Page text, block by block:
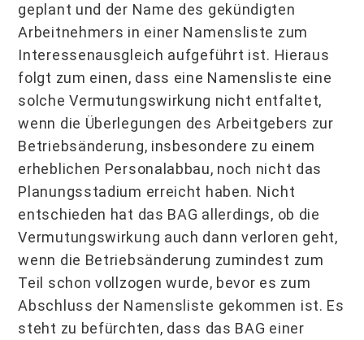
geplant und der Name des gekündigten
Arbeitnehmers in einer Namensliste zum
Interessenausgleich aufgeführt ist. Hieraus
folgt zum einen, dass eine Namensliste eine
solche Vermutungswirkung nicht entfaltet,
wenn die Überlegungen des Arbeitgebers zur
Betriebsänderung, insbesondere zu einem
erheblichen Personalabbau, noch nicht das
Planungsstadium erreicht haben. Nicht
entschieden hat das BAG allerdings, ob die
Vermutungswirkung auch dann verloren geht,
wenn die Betriebsänderung zumindest zum
Teil schon vollzogen wurde, bevor es zum
Abschluss der Namensliste gekommen ist. Es
steht zu befürchten, dass das BAG einer